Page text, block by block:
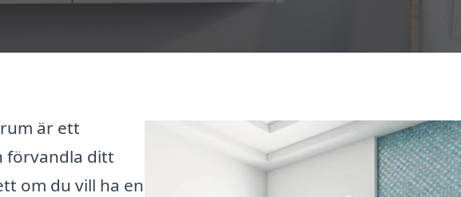
är ett
förvandla ditt
om du vill ha en